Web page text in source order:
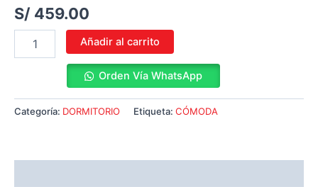
S/ 459.00
Añadir al carrito
Orden Vía WhatsApp
Categoría: DORMITORIO Etiqueta: CÓMODA